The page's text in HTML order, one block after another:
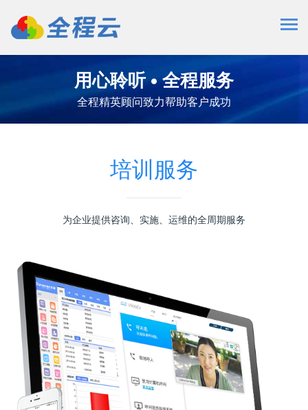
用心聆听 • 全程服务
全程精英顾问致力帮助客户成功
培训服务
为企业提供咨询、实施、运维的全周期服务